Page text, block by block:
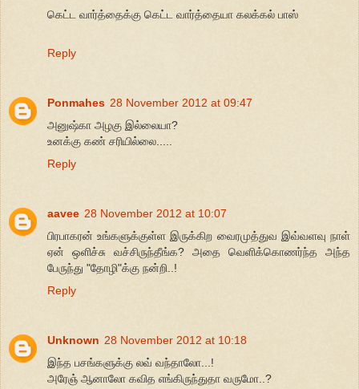
கெட்ட வார்த்தைக்கு கெட்ட வார்த்தையா கலக்கல் பாஸ்
Reply
Ponmahes 28 November 2012 at 09:47
அனுஷ்கா அழகு இல்லையா?
உனக்கு கண் சரியில்லை.....
Reply
aavee 28 November 2012 at 10:07
பிரபாகரன் உங்களுக்குள்ள இருக்கிற வைரமுத்துவ இவ்வளவு நாள்
ஏன் ஒளிச்சு வச்சிருந்தீங்க? அதை வெளிக்கொணர்ந்த அந்த
பேருந்து "தோழி"க்கு நன்றி..!
Reply
Unknown 28 November 2012 at 10:18
இந்த பசங்களுக்கு லவ் வந்தாலோ...!
அரேஞ் ஆனாலோ கவித எங்கிருந்துதா வருமோ..?